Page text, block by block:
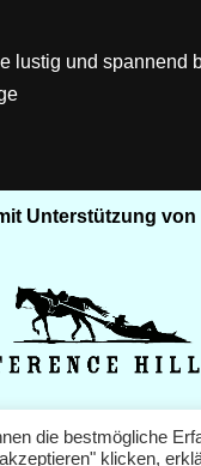
lustig und spannend
Unterstützung von
die bestmögliche
klicken,